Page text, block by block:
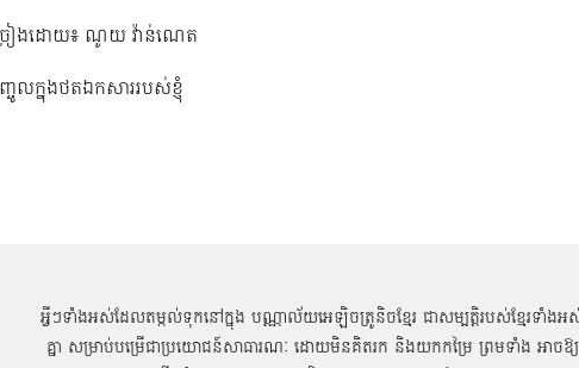
ៀងដោយ៖ ណូយ វ៉ាន់ណេត
ចូលក្នុងថតឯកសាររបស់ខ្ញុំ
អ្វីៗទាំងអស់ដែលតម្កល់ទុកនៅក្នុង បណ្ណាល័យអេឡិចត្រូនិចខ្មែរ ជាសម្បតិ្តរបស់ខ្មែរទាំងអ
គ្នា សម្រាប់បម្រើជាប្រយោជន៍សាធារណៈ ដោយមិនគិតរក និងយកកម្រៃ ព្រមទាំង អាចឱ្យ